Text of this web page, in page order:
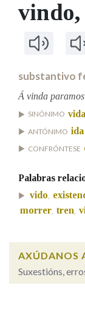
Facebook
TwitterYoutube
BUSCAR NOS
Comeza por
Contén
BUSCAR NO
Nas definicións
Nos exemplos
vindo
substantivo
Á vinda
SINÓNIMO vida
ANTÓNIMO ida
CONFRÓNTESE
Palabras
vido
morrer tren
AXÚDANOS
Suxestións,